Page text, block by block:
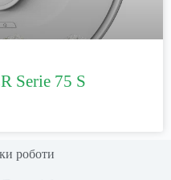
Serie 75 S
роботи